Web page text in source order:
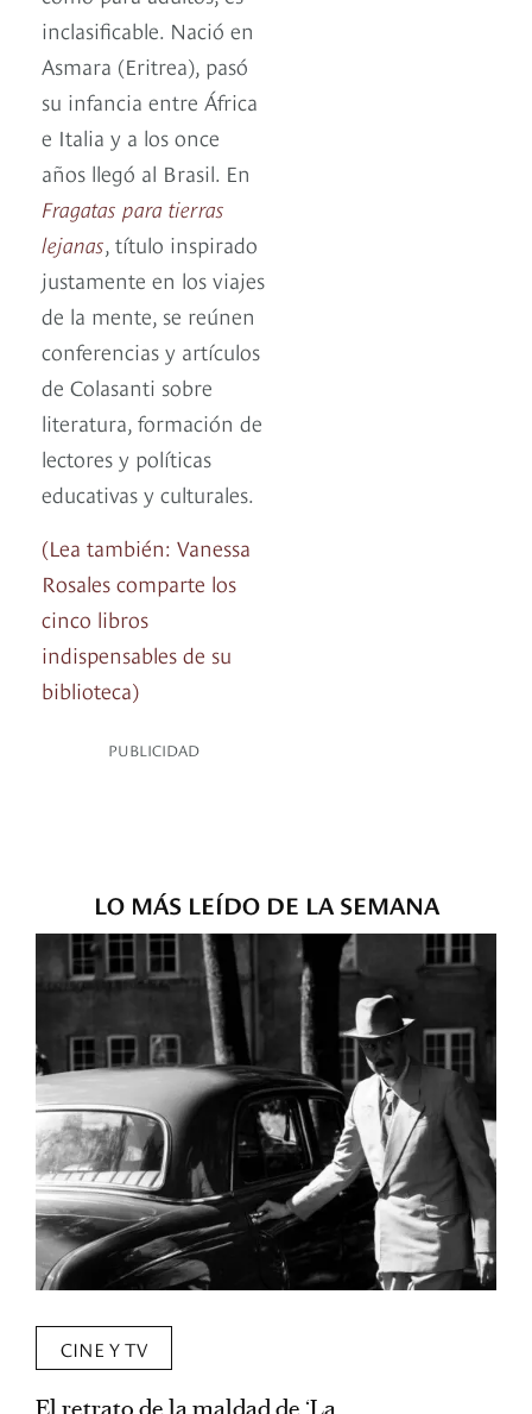
inclasificable. Nació en
Asmara (Eritrea), pasó
su infancia entre África
e Italia y a los once
años llegó al Brasil. En
Fragatas para tierras
lejanas , título inspirado
justamente en los viajes
de la mente, se reúnen
conferencias y artículos
de Colasanti sobre
literatura, formación de
lectores y políticas
educativas y culturales.
(Lea también: Vanessa
Rosales comparte los
cinco libros
indispensables de su
biblioteca)
PUBLICIDAD
LO MÁS LEÍDO DE LA SEMANA
CINE Y TV
El retrato de la maldad de ‘La